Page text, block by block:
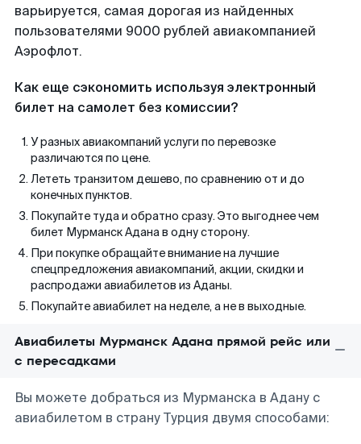
варьируется, самая дорогая из найденных
пользователями 9000 рублей авиакомпанией
Аэрофлот.
Как еще сэкономить используя электронный
билет на самолет без комиссии?
У разных авиакомпаний услуги по перевозке
различаются по цене.
Лететь транзитом дешево, по сравнению от и до
конечных пунктов.
Покупайте туда и обратно сразу. Это выгоднее чем
билет Мурманск Адана в одну сторону.
При покупке обращайте внимание на лучшие
спецпредложения авиакомпаний, акции, скидки и
распродажи авиабилетов из Аданы.
Покупайте авиабилет на неделе, а не в выходные.
Авиабилеты Мурманск Адана прямой рейс или
с пересадками
Вы можете добраться из Мурманска в Адану с
авиабилетом в страну Турция двумя способами: